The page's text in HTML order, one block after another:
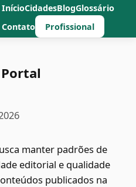
InícioCidadesBlogGlossário
Contato
Profissional
manter padrões de
editorial e qualidade
publicados na